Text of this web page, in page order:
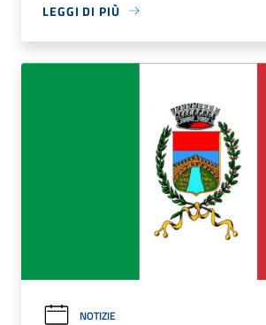
LEGGI DI PIÙ
NOTIZIE